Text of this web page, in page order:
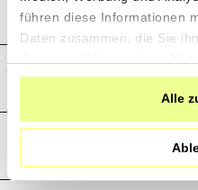
führen diese Informationen
Daten zusammen, die Sie
haben.
Alle
Weitere
Rezensionen